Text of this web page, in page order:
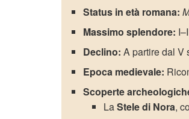
Status in età romana:
Massimo splendore:
Declino: A partire dal V
Epoca medievale:
Scoperte
LaStele di Nora,